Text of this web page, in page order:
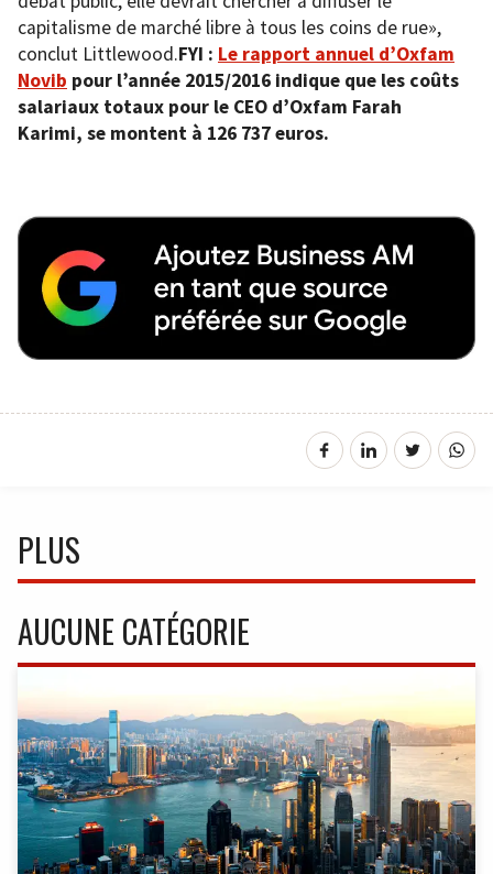
capitalisme de marché libre à tous les coins de rue»,
conclut Littlewood.FYI : Le rapport annuel d’Oxfam
Novib pour l’année 2015/2016 indique que les coûts
salariaux totaux pour le CEO d’Oxfam Farah
Karimi, se montent à 126 737 euros.
PLUS
AUCUNE CATÉGORIE